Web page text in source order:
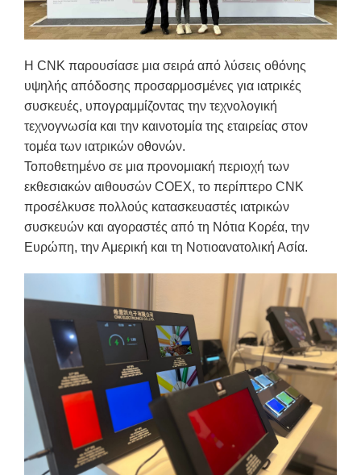
Η CNK παρουσίασε μια σειρά από λύσεις οθόνης
υψηλής απόδοσης προσαρμοσμένες για ιατρικές
συσκευές, υπογραμμίζοντας την τεχνολογική
τεχνογνωσία και την καινοτομία της εταιρείας στον
τομέα των ιατρικών οθονών.
Τοποθετημένο σε μια προνομιακή περιοχή των
εκθεσιακών αιθουσών COEX, το περίπτερο CNK
προσέλκυσε πολλούς κατασκευαστές ιατρικών
συσκευών και αγοραστές από τη Νότια Κορέα, την
Ευρώπη, την Αμερική και τη Νοτιοανατολική Ασία.